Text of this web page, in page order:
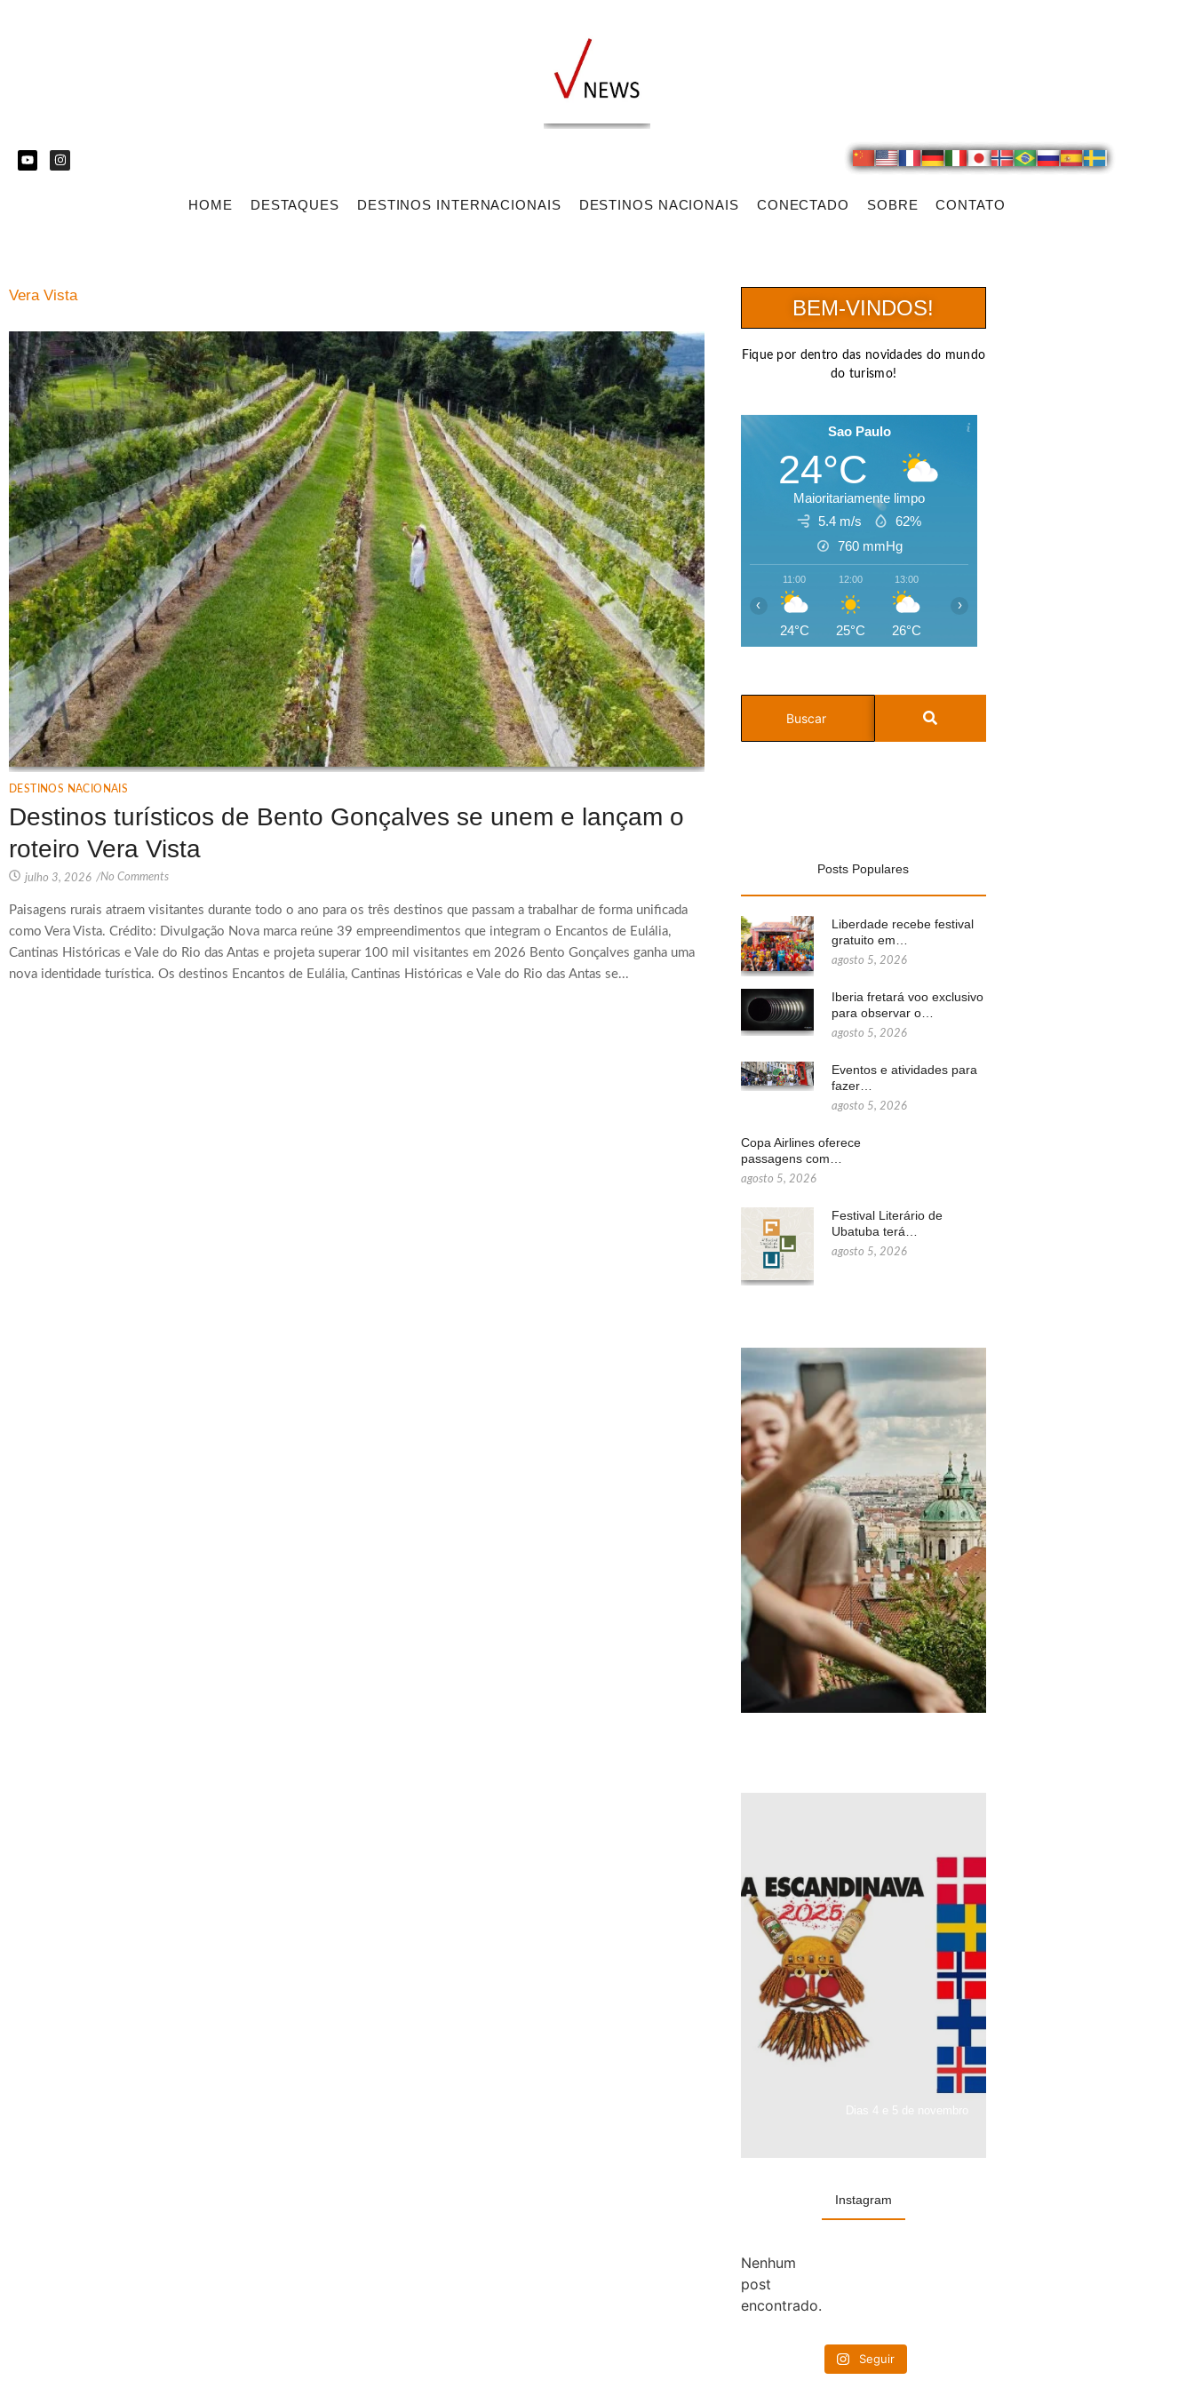
HOME DESTAQUES DESTINOS INTERNACIONAIS DESTINOS NACIONAIS CONECTADO SOBRE CONTATO
Vera Vista
DESTINOS NACIONAIS
Destinos turísticos de Bento Gonçalves se unem e lançam o
roteiro Vera Vista
julho 3, 2026 /No Comments
Paisagens rurais atraem visitantes durante todo o ano para os três destinos que passam a trabalhar de forma unificada
como Vera Vista. Crédito: Divulgação Nova marca reúne 39 empreendimentos que integram o Encantos de Eulália,
Cantinas Históricas e Vale do Rio das Antas e projeta superar 100 mil visitantes em 2026 Bento Gonçalves ganha uma
nova identidade turística. Os destinos Encantos de Eulália, Cantinas Históricas e Vale do Rio das Antas se...
BEM-VINDOS!
Fique por dentro das novidades do mundo
do turismo!
Sao Paulo
24°C
Maioritariamente limpo
5.4 m/s
62%
760 mmHg
11:00
24°C
12:00
25°C
13:00
26°C
‹ ›
Posts Populares
Liberdade recebe festival
gratuito em…
agosto 5, 2026
Iberia fretará voo exclusivo
para observar o…
agosto 5, 2026
Eventos e atividades para
fazer…
agosto 5, 2026
Copa Airlines oferece
passagens com…
agosto 5, 2026
Festival Literário de
Ubatuba terá…
agosto 5, 2026
Instagram
Nenhum
post
encontrado.
Seguir